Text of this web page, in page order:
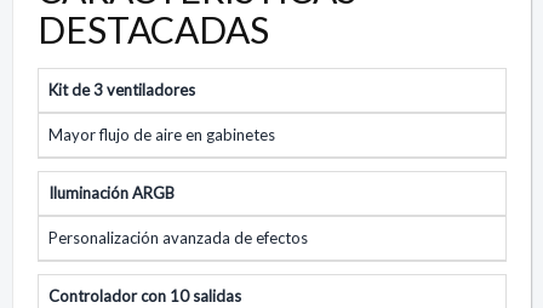
DESTACADAS
Kit de 3 ventiladores
Mayor flujo de aire en gabinetes
Iluminación ARGB
Personalización avanzada de efectos
Controlador con 10 salidas